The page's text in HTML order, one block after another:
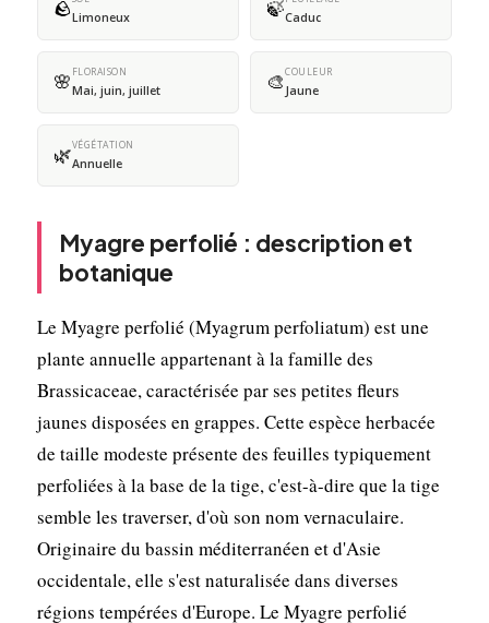
🪨Limoneux 🍃Caduc
🌸 FLORAISON
Mai, juin, juillet 🎨COULEUR
Jaune
🌿VÉGÉTATION
Annuelle
Myagre perfolié : description et
botanique
Le Myagre perfolié (Myagrum perfoliatum) est une
plante annuelle appartenant à la famille des
Brassicaceae, caractérisée par ses petites fleurs
jaunes disposées en grappes. Cette espèce herbacée
de taille modeste présente des feuilles typiquement
perfoliées à la base de la tige, c'est-à-dire que la tige
semble les traverser, d'où son nom vernaculaire.
Originaire du bassin méditerranéen et d'Asie
occidentale, elle s'est naturalisée dans diverses
régions tempérées d'Europe. Le Myagre perfolié